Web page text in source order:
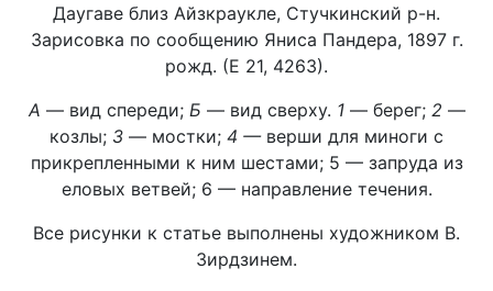
Даугаве близ Айзкраукле, Стучкинский р-н.
Зарисовка по сообщению Яниса Пандера, 1897 г.
рожд. (Е 21, 4263).
А — вид спереди; Б — вид сверху. 1— берег; 2 —
козлы; 3 — мостки; 4 — верши для миноги с
прикрепленными к ним шестами; 5 — запруда из
еловых ветвей; 6 — направление течения.
Все рисунки к статье выполнены художником В.
Зирдзинем.